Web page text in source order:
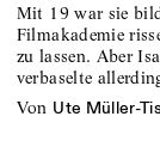
Mit 19 war sie
Filmakademie
zu lassen. Aber
verbaselte
von Ute Müller-